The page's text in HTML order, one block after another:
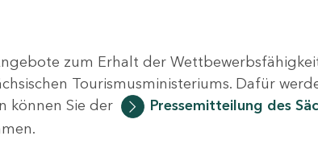
zum Erhalt der
Tourismusministeriums. Dafür
können Sie der
Pressemitteilung des